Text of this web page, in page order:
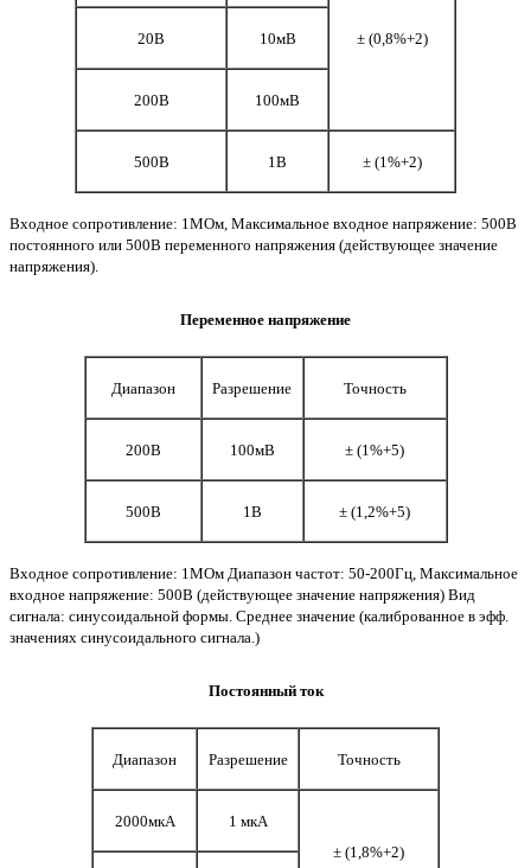
± (0,8%+2)
20В 10мВ
200В 100мВ
500В 1В ± (1%+2)
Входное сопротивление: 1МОм, Максимальное входное напряжение: 500В
постоянного или 500В переменного напряжения (действующее значение
напряжения).
Переменное напряжение
Диапазон Разрешение Точность
200В 100мВ ± (1%+5)
500В 1В ± (1,2%+5)
Входное сопротивление: 1МОм Диапазон частот: 50-200Гц, Максимальное
входное напряжение: 500В (действующее значение напряжения) Вид
сигнала: синусоидальной формы. Среднее значение (калиброванное в эфф.
значениях синусоидального сигнала.)
Постоянный ток
Диапазон Разрешение Точность
2000мкА
1 мкА
± (1,8%+2)